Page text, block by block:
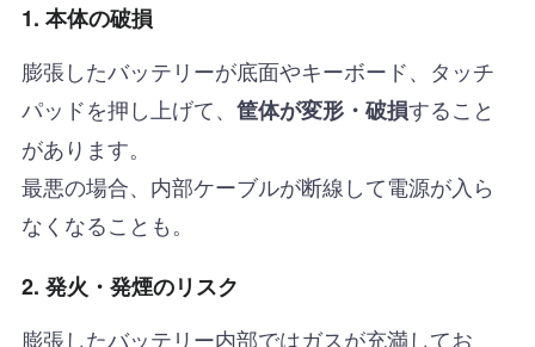
1. 本体の破損
膨張したバッテリーが底面やキーボード、タッチ
パッドを押し上げて、 筐体が変形・破損すること
があります。
最悪の場合、内部ケーブルが断線して電源が入ら
なくなることも。
2. 発火・発煙のリスク
膨張したバッテリー内部ではガスが充満してお